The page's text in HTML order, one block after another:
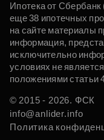
Ипотека от
еще 38 ипотечных
на сайте материалы
информация,
исключительно
условиях не
положениями статьи
© 2015 - 2026. ФСК
info@anlider.info
Политика